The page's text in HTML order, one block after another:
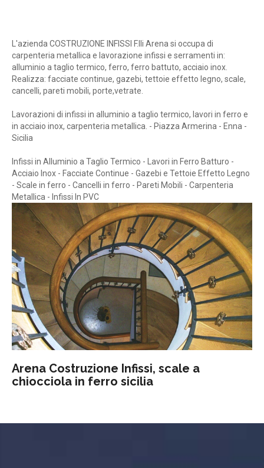
L'azienda COSTRUZIONE INFISSI F.lli Arena si occupa di
carpenteria metallica e lavorazione infissi e serramenti in:
alluminio a taglio termico, ferro, ferro battuto, acciaio inox.
Realizza: facciate continue, gazebi, tettoie effetto legno, scale,
cancelli, pareti mobili, porte,vetrate.
Lavorazioni di infissi in alluminio a taglio termico, lavori in ferro e
in acciaio inox, carpenteria metallica. - Piazza Armerina - Enna -
Sicilia
Infissi in Alluminio a Taglio Termico - Lavori in Ferro Batturo -
Acciaio Inox - Facciate Continue - Gazebi e Tettoie Effetto Legno
- Scale in ferro - Cancelli in ferro - Pareti Mobili - Carpenteria
Metallica - Infissi In PVC
Arena Costruzione Infissi, scale a
chiocciola in ferro sicilia